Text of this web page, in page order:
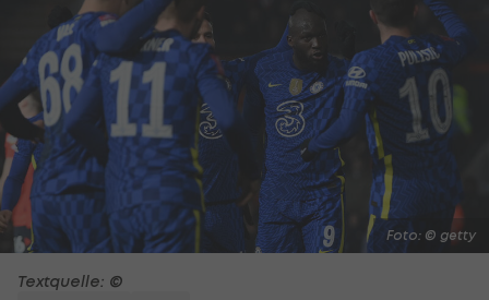
Foto: © getty
Textquelle: ©